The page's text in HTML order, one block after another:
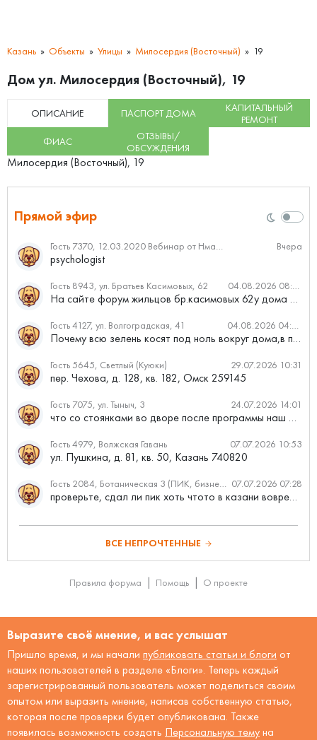
Казань Объекты Улицы Милосердия (Восточный) 19
Дом ул. Милосердия (Восточный), 19
ОПИСАНИЕ ПАСПОРТ ДОМА
КАПИТАЛЬНЫЙ
РЕМОНТ
ФИАС
ОТЗЫВЫ/
ОБСУЖДЕНИЯ
Милосердия (Восточный), 19
Прямой эфир
Гость 7370, 12.03.2020 Вебинар от Нмаркет.ПРО: «Актуальное об ипотеке: что нужно знать» Вчера
psychologist
Гость 8943, ул. Братьев Касимовых, 62 04.08.2026 08:34
На сайте форум жильцов бр.касимовых 62у дома растут красивые...
Гость 4127, ул. Волгоградская, 41 04.08.2026 04:46
Почему всю зелень косят под ноль вокруг дома,в полисадниках....
Гость 5645, Светлый (Куюки) 29.07.2026 10:31
пер. Чехова, д. 128, кв. 182, Омск 259145
Гость 7075, ул. Тыныч, 3 24.07.2026 14:01
что со стоянками во дворе после программы наш двор
Гость 4979, Волжская Гавань 07.07.2026 10:53
ул. Пушкина, д. 81, кв. 50, Казань 740820
Гость 2084, Ботаническая 3 (ПИК, бизнес-класс) 07.07.2026 07:28
проверьте, сдал ли пик хоть чтото в казани вовремя?
ВСЕ НЕПРОЧТЕННЫЕ
Правила форума Помощь О проекте
Выразите своё мнение, и вас услышат
Пришло время, и мы начали публиковать статьи и блоги от
наших пользователей в разделе «Блоги». Теперь каждый
зарегистрированный пользователь может поделиться своим
опытом или выразить мнение, написав собственную статью,
которая после проверки будет опубликована. Также
появилась возможность создать Персональную тему на